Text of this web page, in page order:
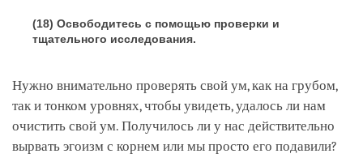
(18) Освободитесь с помощью проверки и
тщательного исследования.
Нужно внимательно проверять свой ум, как на грубом,
так и тонком уровнях, чтобы увидеть, удалось ли нам
очистить свой ум. Получилось ли у нас действительно
вырвать эгоизм с корнем или мы просто его подавили?